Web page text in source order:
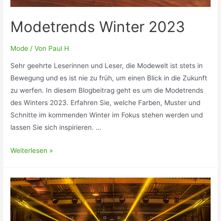
Modetrends Winter 2023
Mode / Von Paul H
Sehr geehrte Leserinnen und Leser, die Modewelt ist stets in
Bewegung und es ist nie zu früh, um einen Blick in die Zukunft
zu werfen. In diesem Blogbeitrag geht es um die Modetrends
des Winters 2023. Erfahren Sie, welche Farben, Muster und
Schnitte im kommenden Winter im Fokus stehen werden und
lassen Sie sich inspirieren. …
Modetrends
Weiterlesen »